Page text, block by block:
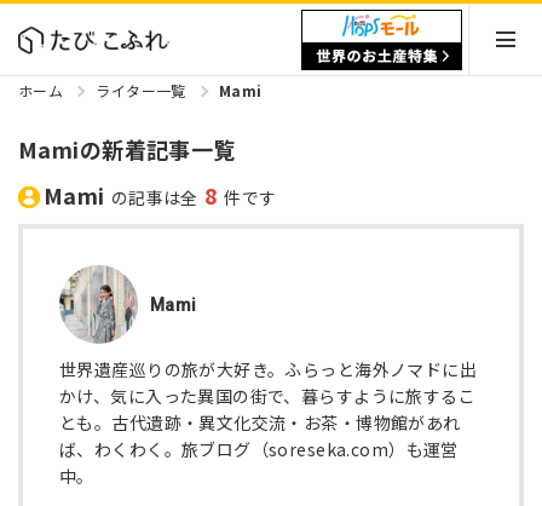
ホーム ライター一覧 Mami
Mamiの新着記事一覧
Mami の記事は全 8 件です
Mami
世界遺産巡りの旅が大好き。ふらっと海外ノマドに出
かけ、気に入った異国の街で、暮らすように旅するこ
とも。古代遺跡・異文化交流・お茶・博物館があれ
ば、わくわく。旅ブログ（soreseka.com）も運営
中。